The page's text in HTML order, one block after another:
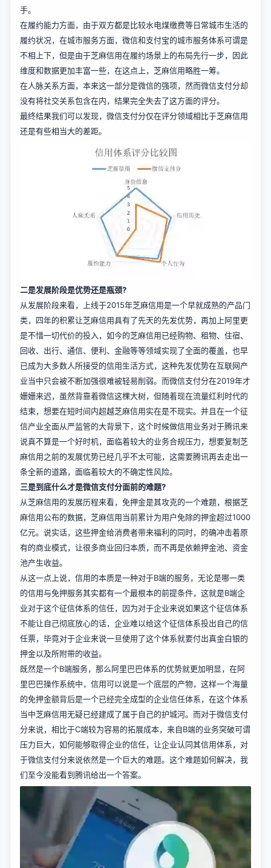
手。
在履约能力方面，由于双方都是比较水电煤缴费等日常城市生活的
履约状况，在城市服务方面，微信和支付宝的城市服务体系可谓是
不相上下，但是由于芝麻信用在履约场景上的布局先行一步，因此
维度和数据更加丰富一些，在这点上，芝麻信用略胜一筹。
在人脉关系方面，本来这一部分是微信的强项，然而微信支付分却
没有将社交关系包含在内，结果完全失去了这方面的评分。
最终结果我们可以发现，微信支付分仅在评分领域相比于芝麻信用
还是有些相当大的差距。
二是发展阶段是优势还是瓶颈?
从发展阶段来看，上线于2015年芝麻信用是一个早就成熟的产品门
类，四年的积累让芝麻信用具有了先天的先发优势，再加上阿里更
是不惜一切代价的投入，如今的芝麻信用已经购物、租物、住宿、
回收、出行、通信、便利、金融等等领域实现了全面的覆盖，也早
已成为大多数人所接受的信用生活方式，这种先发优势在互联网产
业当中只会被不断加强很难被轻易削弱。而微信支付分在2019年才
姗姗来迟，虽然背靠着微信这棵大树，但随着现在流量红利时代的
结束，想要在短时间内超越芝麻信用实在是不现实。并且在一个征
信产业全面从严监管的大背景下，这个时候做信用业务对于腾讯来
说真不算是一个好时机，面临着较大的业务合规压力，想要复制芝
麻信用之前的发展优势已经几乎不太可能，这需要腾讯再去走出一
条全新的道路，面临着较大的不确定性风险。
三是到底什么才是微信支付分面前的难题?
从芝麻信用的发展历程来看，免押金是其攻克的一个难题，根据芝
麻信用公布的数据，芝麻信用当前累计为用户免除的押金超过1000
亿元。说实话，这些押金给消费者带来福利的同时，的确冲击着原
有的商业模式，让很多商业回归本质，而不再是依赖押金池、资金
池产生收益。
从这一点上说，信用的本质是一种对于B端的服务，无论是哪一类
的信用与免押服务其实都有一个最根本的前提条件，这就是B端企
业对于这个征信体系的信任，因为对于企业来说如果这个征信体系
不能让自己彻底放心的话，企业难以给这个征信体系投出自己的信
任票，毕竟对于企业来说一旦使用了这个体系就要付出真金白银的
押金以及所附带的收益。
既然是一个B端服务，那么阿里巴巴体系的优势就更加明显，在阿
里巴巴操作系统中，信用可以说是一个底层的产物，这样一个海量
的免押金额背后是一个已经完全成型的企业信任体系，在这个体系
当中芝麻信用无疑已经建成了属于自己的护城河。而对于微信支付
分来说，相比于C端较为容易的拓展成本，来自B端的业务突破可谓
压力巨大，如何能够取得企业的信任，让企业认同其信用体系，对
于微信支付分来说依然是一个巨大的难题。这个难题如何解决，我
们至今没能看到腾讯给出一个答案。